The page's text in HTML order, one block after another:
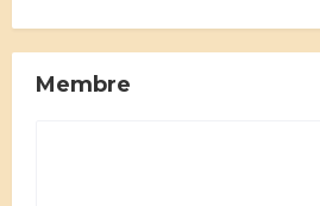
Membre